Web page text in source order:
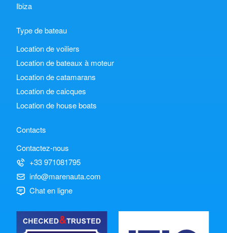
Ibiza
Type de bateau
Location de voiliers
Location de bateaux à moteur
Location de catamarans
Location de caicques
Location de house boats
Contacts
Contactez-nous
+33 971081795
info@marenauta.com
Chat en ligne